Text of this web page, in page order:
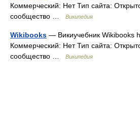
Коммерческий: Нет Тип сайта:
сообщество …
Википедия
Wikibooks — Викиучебник Wikibooks
Коммерческий: Нет Тип сайта:
сообщество …
Википедия